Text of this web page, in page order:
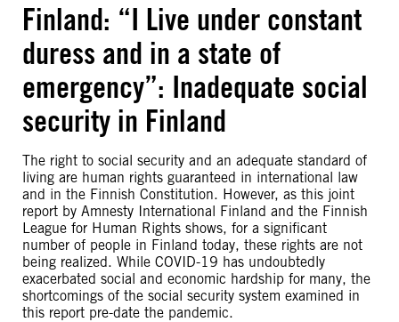
Finland: “I Live under constant
duress and in a state of
emergency”: Inadequate social
security in Finland
The right to social security and an adequate standard of
living are human rights guaranteed in international law
and in the Finnish Constitution. However, as this joint
report by Amnesty International Finland and the Finnish
League for Human Rights shows, for a significant
number of people in Finland today, these rights are not
being realized. While COVID-19 has undoubtedly
exacerbated social and economic hardship for many, the
shortcomings of the social security system examined in
this report pre-date the pandemic.